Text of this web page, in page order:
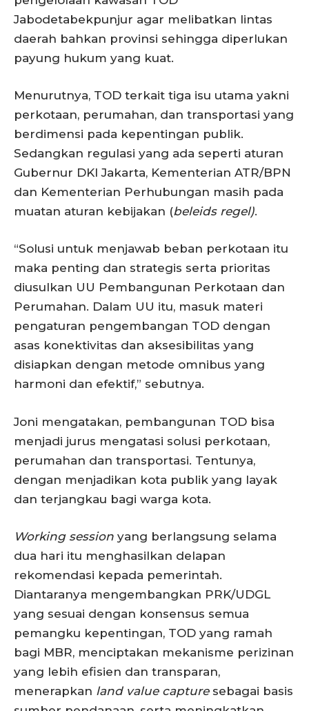
Jabodetabekpunjur agar melibatkan lintas
daerah bahkan provinsi sehingga diperlukan
payung hukum yang kuat.
Menurutnya, TOD terkait tiga isu utama yakni
perkotaan, perumahan, dan transportasi yang
berdimensi pada kepentingan publik.
Sedangkan regulasi yang ada seperti aturan
Gubernur DKI Jakarta, Kementerian ATR/BPN
dan Kementerian Perhubungan masih pada
muatan aturan kebijakan (beleids regel).
“Solusi untuk menjawab beban perkotaan itu
maka penting dan strategis serta prioritas
diusulkan UU Pembangunan Perkotaan dan
Perumahan. Dalam UU itu, masuk materi
pengaturan pengembangan TOD dengan
asas konektivitas dan aksesibilitas yang
disiapkan dengan metode omnibus yang
harmoni dan efektif,” sebutnya.
Joni mengatakan, pembangunan TOD bisa
menjadi jurus mengatasi solusi perkotaan,
perumahan dan transportasi. Tentunya,
dengan menjadikan kota publik yang layak
dan terjangkau bagi warga kota.
Working session yang berlangsung selama
dua hari itu menghasilkan delapan
rekomendasi kepada pemerintah.
Diantaranya mengembangkan PRK/UDGL
yang sesuai dengan konsensus semua
pemangku kepentingan, TOD yang ramah
bagi MBR, menciptakan mekanisme perizinan
yang lebih efisien dan transparan,
menerapkan land value capturesebagai basis